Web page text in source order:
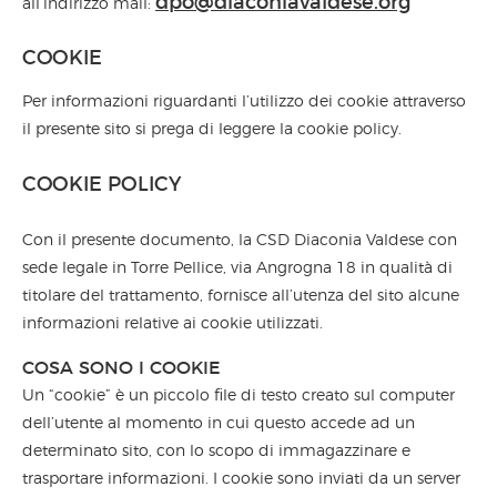
all’indirizzo mail:
COOKIE
Per informazioni riguardanti l’utilizzo dei cookie attraverso
il presente sito si prega di leggere la cookie policy.
COOKIE POLICY
Con il presente documento, la CSD Diaconia Valdese con
sede legale in Torre Pellice, via Angrogna 18 in qualità di
titolare del trattamento, fornisce all’utenza del sito alcune
informazioni relative ai cookie utilizzati.
COSA SONO I COOKIE
Un “cookie” è un piccolo file di testo creato sul computer
dell’utente al momento in cui questo accede ad un
determinato sito, con lo scopo di immagazzinare e
trasportare informazioni. I cookie sono inviati da un server